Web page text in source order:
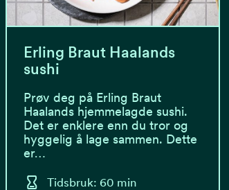
Erling Braut Haalands
sushi
Prøv deg på Erling Braut
Haalands hjemmelagde sushi.
Det er enklere enn du tror og
hyggelig å lage sammen. Dette
er…
Tidsbruk: 60 min